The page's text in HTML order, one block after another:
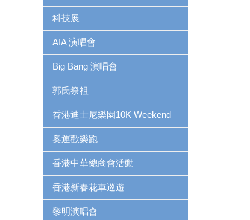
科技展
AIA 演唱會
Big Bang 演唱會
郭氏祭祖
香港迪士尼樂園10K Weekend
奧運歡樂跑
香港中華總商會活動
香港新春花車巡遊
黎明演唱會